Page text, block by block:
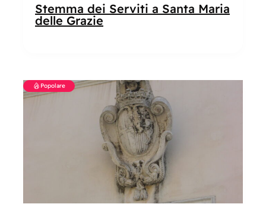
Stemma dei Serviti a Santa Maria
delle Grazie
Popolare